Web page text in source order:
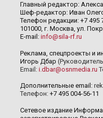
Главный редактор:
Шеф-редактор: Иван
Телефон редакции: +7 495
101000, г. Москва, ул.
E-mail: info@sila-rf.ru
Реклама, спецпроекты и
Игорь Дбар
Email: i.dbar@osnmedia.ru
Дополнительные email:
Телефон: +7 495 004-56-11
Сетевое издание